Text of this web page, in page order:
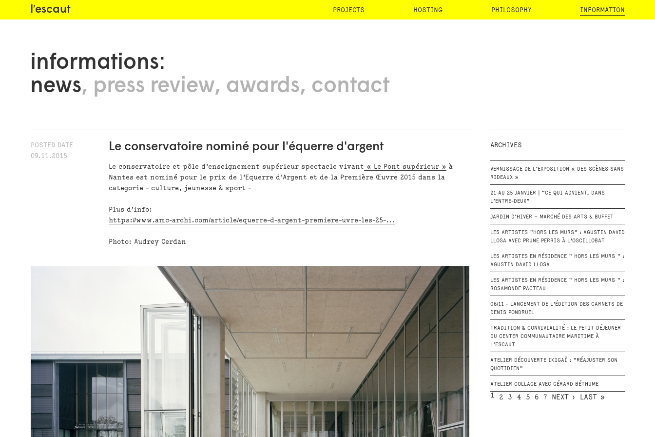
l′escaut PROJECTS HOSTING PHILOSOPHY INFORMATION
informations:
news
press review awards contact
POSTED DATE
09.11.2015
Le conservatoire nominé pour l'équerre d'argent
Le conservatoire et pôle d'enseignement supérieur spectacle vivant « Le Pont supérieur » à
Nantes est nominé pour le prix de l'Equerre d'Argent et de la Première Œuvre 2015 dans la
categorie - culture, jeunesse & sport -
Plus d'info:
https://www.amc-archi.com/article/equerre-d-argent-premiere-uvre-les-25-...
Photo: Audrey Cerdan
ARCHIVES
VERNISSAGE DE L’EXPOSITION « DES SCÈNES SANS
RIDEAUX »
21 AU 25 JANVIER | “CE QUI ADVIENT, DANS
L’ENTRE-DEUX”
JARDIN D’HIVER – MARCHÉ DES ARTS & BUFFET
LES ARTISTES "HORS LES MURS" : AGUSTIN DAVID
LLOSA AVEC PRUNE PERRIS À L'OSCILLOBAT
LES ARTISTES EN RÉSIDENCE " HORS LES MURS " :
AGUSTIN DAVID LLOSA
LES ARTISTES EN RÉSIDENCE " HORS LES MURS " :
ROSAMONDE PACTEAU
06/11 - LANCEMENT DE L'ÉDITION DES CARNETS DE
DENIS PONDRUEL
TRADITION & CONVIVIALITÉ : LE PETIT DÉJEUNER
DU CENTER COMMUNAUTAIRE MARITIME À
L’ESCAUT
ATELIER DÉCOUVERTE IKIGAÏ : "RÉAJUSTER SON
QUOTIDIEN"
ATELIER COLLAGE AVEC GÉRARD BÉTHUME
1 2 3 4 5 6 7 NEXT › LAST »